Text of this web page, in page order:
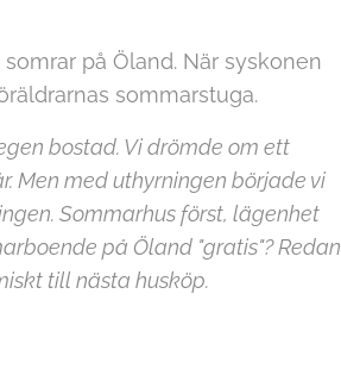
på Öland. När syskonen
sommarstuga.
bostad. Vi drömde om ett
Men med uthyrningen började vi
Sommarhus först, lägenhet
på Öland "gratis"? Redan
till nästa husköp.